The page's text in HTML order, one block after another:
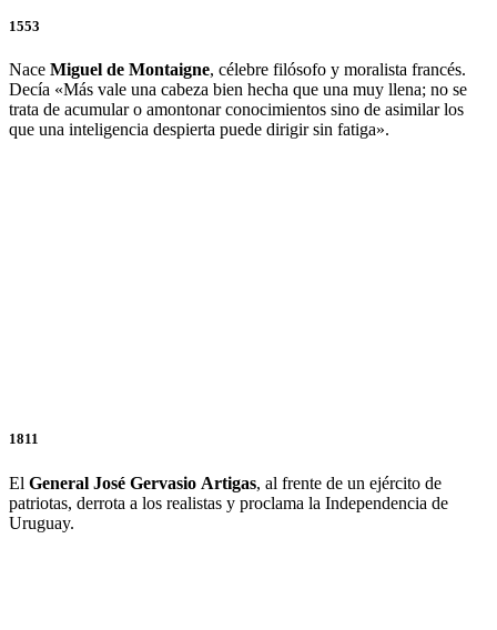
1553
Nace Miguel de Montaigne, célebre filósofo y moralista francés.
Decía «Más vale una cabeza bien hecha que una muy llena; no se
trata de acumular o amontonar conocimientos sino de asimilar los
que una inteligencia despierta puede dirigir sin fatiga».
1811
El General José Gervasio Artigas, al frente de un ejército de
patriotas, derrota a los realistas y proclama la Independencia de
Uruguay.